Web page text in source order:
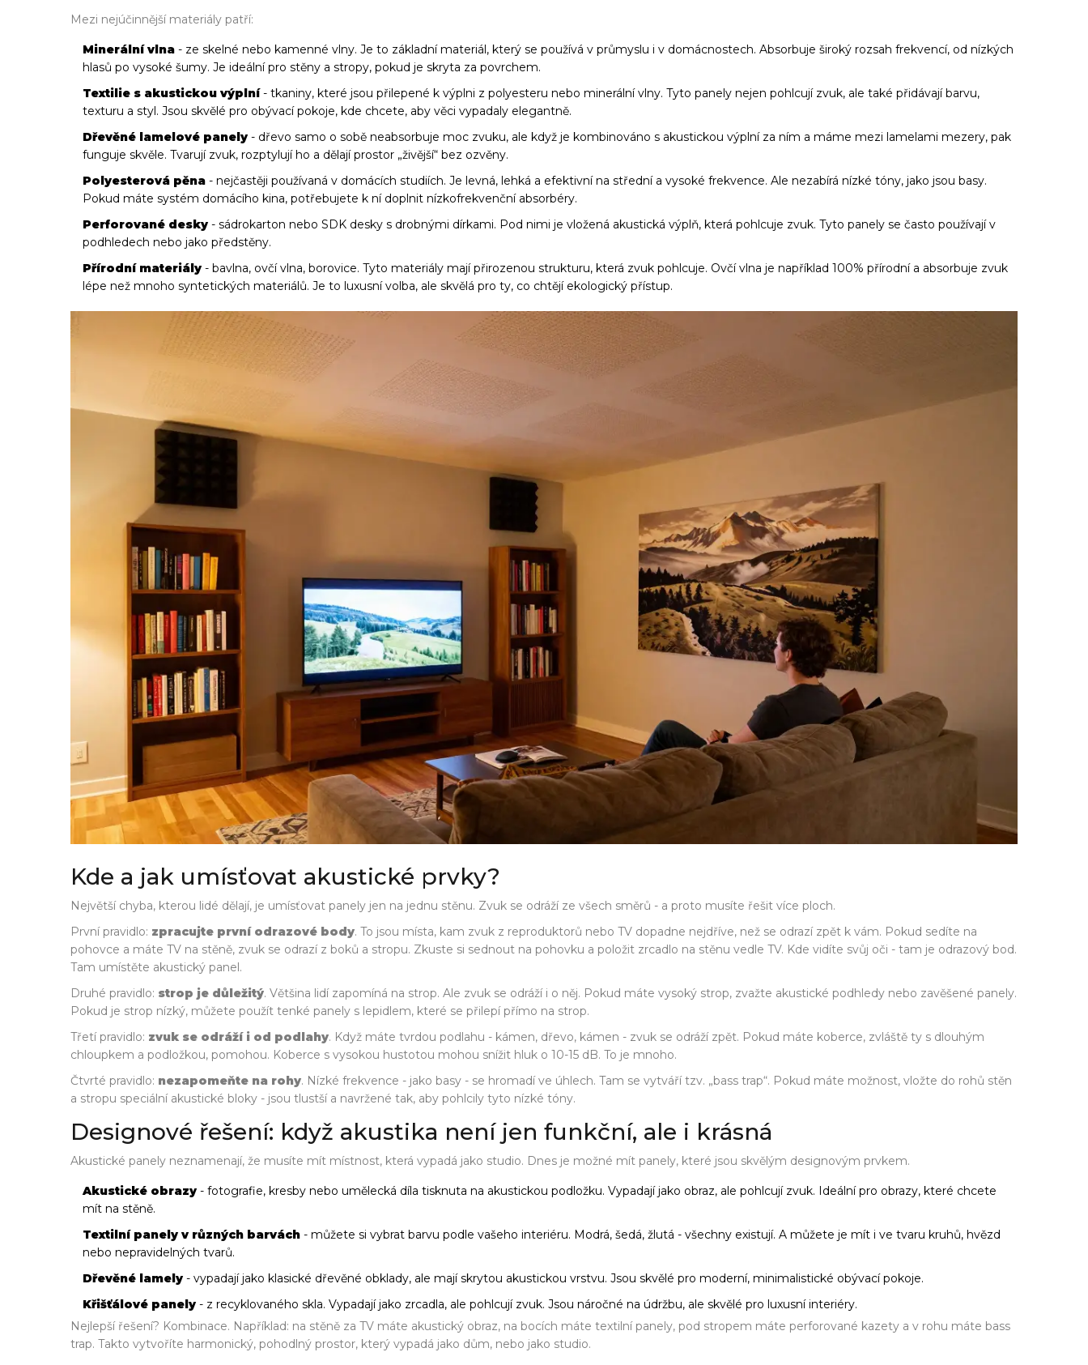
Mezi nejúčinnější materiály patří:
Minerální vlna - ze skelné nebo kamenné vlny. Je to základní materiál, který se používá v průmyslu i v domácnostech. Absorbuje široký rozsah frekvencí, od nízkých
hlasů po vysoké šumy. Je ideální pro stěny a stropy, pokud je skryta za povrchem.
Textilie s akustickou výplní- tkaniny, které jsou přilepené k výplni z polyesteru nebo minerální vlny. Tyto panely nejen pohlcují zvuk, ale také přidávají barvu,
texturu a styl. Jsou skvělé pro obývací pokoje, kde chcete, aby věci vypadaly elegantně.
Dřevěné lamelové panely - dřevo samo o sobě neabsorbuje moc zvuku, ale když je kombinováno s akustickou výplní za ním a máme mezi lamelami mezery, pak
funguje skvěle. Tvarují zvuk, rozptylují ho a dělají prostor „živější“ bez ozvěny.
Polyesterová pěna - nejčastěji používaná v domácích studiích. Je levná, lehká a efektivní na střední a vysoké frekvence. Ale nezabírá nízké tóny, jako jsou basy.
Pokud máte systém domácího kina, potřebujete k ní doplnit nízkofrekvenční absorbéry.
Perforované desky - sádrokarton nebo SDK desky s drobnými dírkami. Pod nimi je vložená akustická výplň, která pohlcuje zvuk. Tyto panely se často používají v
podhledech nebo jako předstěny.
Přírodní materiály - bavlna, ovčí vlna, borovice. Tyto materiály mají přirozenou strukturu, která zvuk pohlcuje. Ovčí vlna je například 100% přírodní a absorbuje zvuk
lépe než mnoho syntetických materiálů. Je to luxusní volba, ale skvělá pro ty, co chtějí ekologický přístup.
Kde a jak umísťovat akustické prvky?
Největší chyba, kterou lidé dělají, je umísťovat panely jen na jednu stěnu. Zvuk se odráží ze všech směrů - a proto musíte řešit více ploch.
První pravidlo: zpracujte první odrazové body. To jsou místa, kam zvuk z reproduktorů nebo TV dopadne nejdříve, než se odrazí zpět k vám. Pokud sedíte na
pohovce a máte TV na stěně, zvuk se odrazí z boků a stropu. Zkuste si sednout na pohovku a položit zrcadlo na stěnu vedle TV. Kde vidíte svůj oči - tam je odrazový bod.
Tam umístěte akustický panel.
Druhé pravidlo: strop je důležitý. Většina lidí zapomíná na strop. Ale zvuk se odráží i o něj. Pokud máte vysoký strop, zvažte akustické podhledy nebo zavěšené panely.
Pokud je strop nízký, můžete použít tenké panely s lepidlem, které se přilepí přímo na strop.
Třetí pravidlo: zvuk se odráží i od podlahy. Když máte tvrdou podlahu - kámen, dřevo, kámen - zvuk se odráží zpět. Pokud máte koberce, zvláště ty s dlouhým
chloupkem a podložkou, pomohou. Koberce s vysokou hustotou mohou snížit hluk o 10-15 dB. To je mnoho.
Čtvrté pravidlo: nezapomeňte na rohy. Nízké frekvence - jako basy - se hromadí ve úhlech. Tam se vytváří tzv. „bass trap“. Pokud máte možnost, vložte do rohů stěn
a stropu speciální akustické bloky - jsou tlustší a navržené tak, aby pohlcily tyto nízké tóny.
Designové řešení: když akustika není jen funkční, ale i krásná
Akustické panely neznamenají, že musíte mít místnost, která vypadá jako studio. Dnes je možné mít panely, které jsou skvělým designovým prvkem.
Akustické obrazy - fotografie, kresby nebo umělecká díla tisknuta na akustickou podložku. Vypadají jako obraz, ale pohlcují zvuk. Ideální pro obrazy, které chcete
mít na stěně.
Textilní panely v různých barvách - můžete si vybrat barvu podle vašeho interiéru. Modrá, šedá, žlutá - všechny existují. A můžete je mít i ve tvaru kruhů, hvězd
nebo nepravidelných tvarů.
Dřevěné lamely - vypadají jako klasické dřevěné obklady, ale mají skrytou akustickou vrstvu. Jsou skvělé pro moderní, minimalistické obývací pokoje.
Křišťálové panely - z recyklovaného skla. Vypadají jako zrcadla, ale pohlcují zvuk. Jsou náročné na údržbu, ale skvělé pro luxusní interiéry.
Nejlepší řešení? Kombinace. Například: na stěně za TV máte akustický obraz, na bocích máte textilní panely, pod stropem máte perforované kazety a v rohu máte bass
trap. Takto vytvoříte harmonický, pohodlný prostor, který vypadá jako dům, nebo jako studio.